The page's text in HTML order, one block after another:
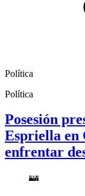
Política
Política
Posesión
Espriella en
enfrentar